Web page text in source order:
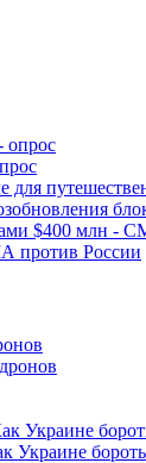
для
$400 млн -
против России
Украине